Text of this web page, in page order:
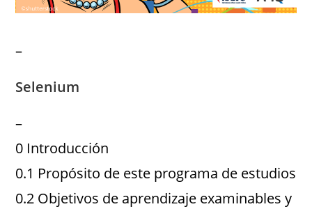
–
Selenium
–
0 Introducción
0.1 Propósito de este programa de estudios
0.2 Objetivos de aprendizaje examinables y